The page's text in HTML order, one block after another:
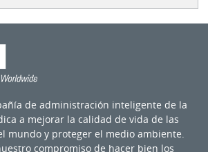
de administración inteligente de la
a mejorar la calidad de vida de las
mundo y proteger el medio ambiente.
compromiso de hacer bien los